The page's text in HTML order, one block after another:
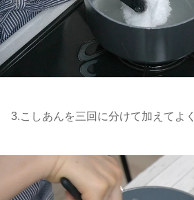
3.こしあんを三回に分けて加えてよ